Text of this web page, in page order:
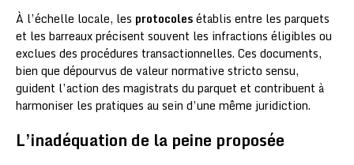
À l’échelle locale, les protocolesétablis entre les parquets
et les barreaux précisent souvent les infractions éligibles ou
exclues des procédures transactionnelles. Ces documents,
bien que dépourvus de valeur normative stricto sensu,
guident l’action des magistrats du parquet et contribuent à
harmoniser les pratiques au sein d’une même juridiction.
L’inadéquation de la peine proposée